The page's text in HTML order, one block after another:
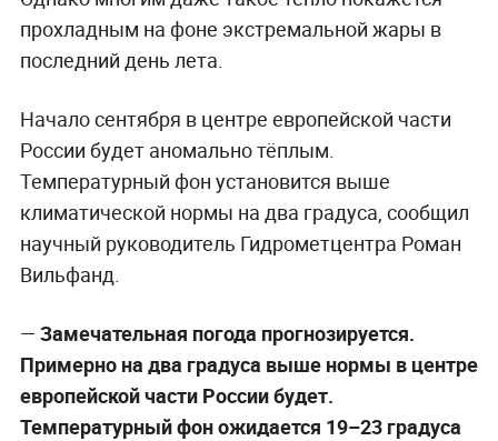
прохладным на фоне экстремальной жары в
последний день лета.
Начало сентября в центре европейской части
России будет аномально тёплым.
Температурный фон установится выше
климатической нормы на два градуса, сообщил
научный руководитель Гидрометцентра Роман
Вильфанд.
— Замечательная погода прогнозируется.
Примерно на два градуса выше нормы в центре
европейской части России будет.
Температурный фон ожидается 19–23 градуса